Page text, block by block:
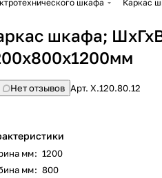
шкафа Каркас
шкафа;
Нет отзывов Арт.X.120.80.12
мм: 1200
мм: 800